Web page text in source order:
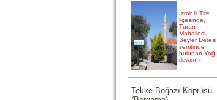
ilçesinde,
Turan
Mahallesi,
Beyler Deresi
semtinde
bulunan Yoğ...
devam »
Tekke Boğazı Köprüsü -
(Bergama)